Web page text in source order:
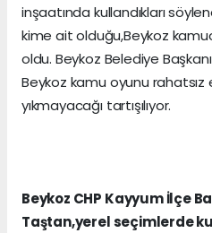
inşaatında kullandıkları
kime ait olduğu,Beykoz
oldu. Beykoz Belediye
Beykoz kamu oyunu rahatsız
yıkmayacağı tartışılıyor.
Beykoz CHP Kayyum İlçe
Taştan,yerel seçimlerde